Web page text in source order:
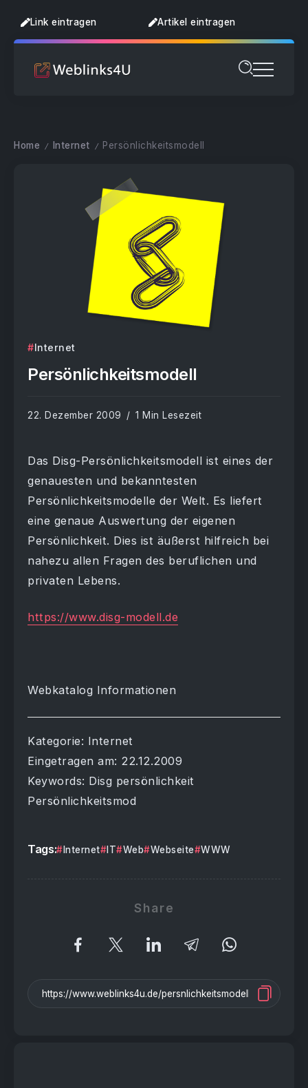
Link eintragen Artikel eintragen
Home / Internet / Persönlichkeitsmodell
Internet
Persönlichkeitsmodell
22. Dezember 2009 1 Min Lesezeit
Das Disg-Persönlichkeitsmodell ist eines der
genauesten und bekanntesten
Persönlichkeitsmodelle der Welt. Es liefert
eine genaue Auswertung der eigenen
Persönlichkeit. Dies ist äußerst hilfreich bei
nahezu allen Fragen des beruflichen und
privaten Lebens.
https://www.disg-modell.de
Webkatalog Informationen
Kategorie: Internet
Eingetragen am: 22.12.2009
Keywords: Disg persönlichkeit
Persönlichkeitsmod
Tags: Internet IT Web Webseite WWW
Share